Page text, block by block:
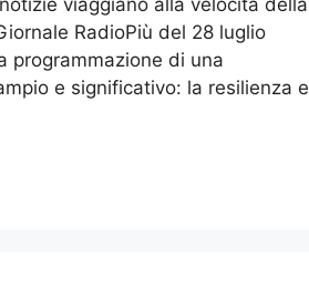
viaggiano alla velocità della
RadioPiù del 28 luglio
programmazione di una
e significativo: la resilienza e